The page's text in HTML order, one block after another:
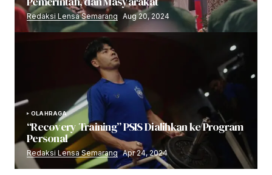
Redaksi Lensa Semarang Aug 20, 2024
OLAHRAGA
“Recovery Training” PSIS Dialihkan ke Program
Personal
Redaksi Lensa Semarang Apr 24, 2024